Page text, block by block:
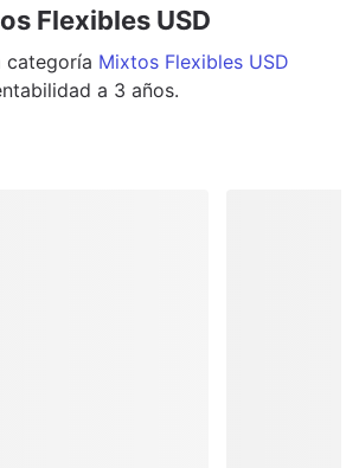
Flexibles USD
categoría Mixtos Flexibles USD
a 3 años.